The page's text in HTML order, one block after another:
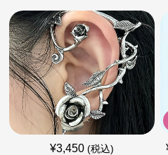
¥3,450 (税込)